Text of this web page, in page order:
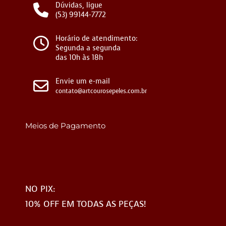
Dúvidas, ligue
(53) 99144-7772
Horário de atendimento:
Segunda a segunda
das 10h às 18h
Envie um e-mail
contato@artcourosepeles.com.br
Meios de Pagamento
NO PIX:
10% OFF EM TODAS AS PEÇAS!